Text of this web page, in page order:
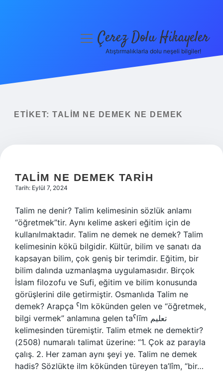
Yasal Uyarı
menüyüÇerez Dolu Hikayeler
Atıştırmalıklarla dolu neşeli bilgiler!
ETIKET: TALIM NE DEMEK NE DEMEK
TALIM NE DEMEK TARIH
Tarih: Eylül 7, 2024
Talim ne denir? Talim kelimesinin sözlük anlamı
“öğretmek”tir. Aynı kelime askeri eğitim için de
kullanılmaktadır. Talim ne demek ne demek? Talim
kelimesinin kökü bilgidir. Kültür, bilim ve sanatı da
kapsayan bilim, çok geniş bir terimdir. Eğitim, bir
bilim dalında uzmanlaşma uygulamasıdır. Birçok
İslam filozofu ve Sufi, eğitim ve bilim konusunda
görüşlerini dile getirmiştir. Osmanlıda Talim ne
demek? Arapça ˁlm kökünden gelen ve “öğretmek,
bilgi vermek” anlamına gelen taˁlīm تعليم
kelimesinden türemiştir. Talim etmek ne demektir?
(2508) numaralı talimat üzerine: “1. Çok az parayla
çalış. 2. Her zaman aynı şeyi ye. Talim ne demek
hadis? Sözlükte ilm kökünden türeyen ta’lîm, “bir…